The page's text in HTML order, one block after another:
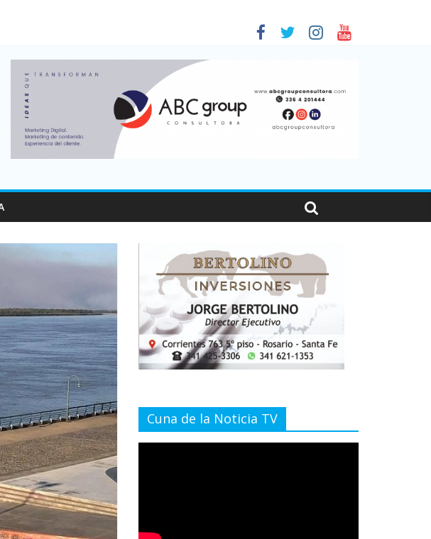
4,6 millones de personas viajaron por el país, un 5,9% más que en 2025
interanual
Cuna de la Noticia TV